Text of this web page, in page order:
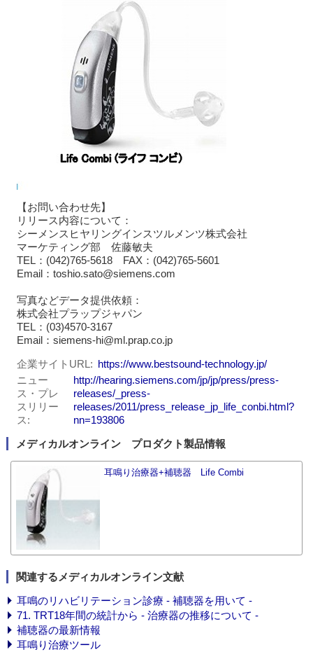
【お問い合わせ先】
リリース内容について：
シーメンスヒヤリングインスツルメンツ株式会社
マーケティング部 佐藤敏夫
TEL：(042)765-5618 FAX：(042)765-5601
Email：toshio.sato@siemens.com
写真などデータ提供依頼：
株式会社プラップジャパン
TEL：(03)4570-3167
Email：siemens-hi@ml.prap.co.jp
企業サイトURL
https://www.bestsound-technology.jp/
ニュー
ス・プレ
スリリー
ス
http://hearing.siemens.com/jp/jp/press/press-
releases/_press-
releases/2011/press_release_jp_life_conbi.html?
nn=193806
メディカルオンライン プロダクト製品情報
耳鳴り治療器+補聴器 Life Combi
関連するメディカルオンライン文献
耳鳴のリハビリテーション診療 - 補聴器を用いて -
71. TRT18年間の統計から - 治療器の推移について -
補聴器の最新情報
耳鳴り治療ツール